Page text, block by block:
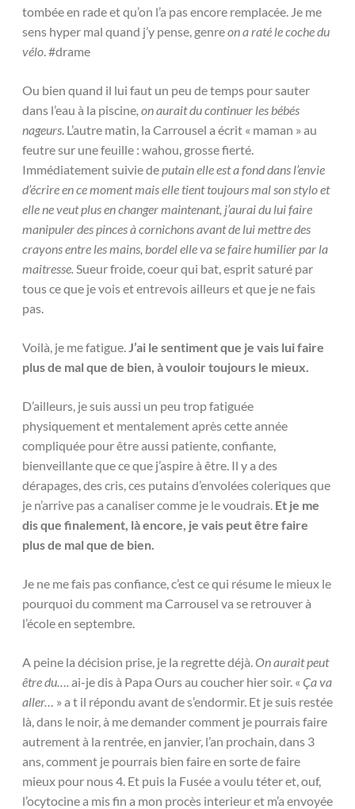
tombée en rade et qu’on l’a pas encore remplacée. Je me
sens hyper mal quand j’y pense, genreon a raté le coche du
vélo. #drame
Ou bien quand il lui faut un peu de temps pour sauter
dans l’eau à la piscine, on aurait du continuer les bébés
nageurs. L’autre matin, la Carrousel a écrit « maman » au
feutre sur une feuille : wahou, grosse fierté.
Immédiatement suivie deputain elle est a fond dans l’envie
d’écrire en ce moment mais elle tient toujours mal son stylo et
elle ne veut plus en changer maintenant, j’aurai du lui faire
manipuler des pinces à cornichons avant de lui mettre des
crayons entre les mains, bordel elle va se faire humilier par la
maitresse. Sueur froide, coeur qui bat, esprit saturé par
tous ce que je vois et entrevois ailleurs et que je ne fais
pas.
Voilà, je me fatigue.J’ai le sentiment que je vais lui faire
plus de mal que de bien, à vouloir toujours le mieux.
D’ailleurs, je suis aussi un peu trop fatiguée
physiquement et mentalement après cette année
compliquée pour être aussi patiente, confiante,
bienveillante que ce que j’aspire à être. Il y a des
dérapages, des cris, ces putains d’envolées coleriques que
je n’arrive pas a canaliser comme je le voudrais. Et je me
dis que finalement, là encore, je vais peut être faire
plus de mal que de bien.
Je ne me fais pas confiance, c’est ce qui résume le mieux le
pourquoi du comment ma Carrousel va se retrouver à
l’école en septembre.
A peine la décision prise, je la regrette déjà.On aurait peut
être du…. ai-je dis à Papa Ours au coucher hier soir. « Ça va
aller… » a t il répondu avant de s’endormir. Et je suis restée
là, dans le noir, à me demander comment je pourrais faire
autrement à la rentrée, en janvier, l’an prochain, dans 3
ans, comment je pourrais bien faire en sorte de faire
mieux pour nous 4. Et puis la Fusée a voulu téter et, ouf,
l’ocytocine a mis fin a mon procès interieur et m’a envoyée